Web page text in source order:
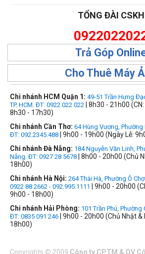
TỔNG ĐÀI CSKH
Trả Góp
Cho Thuê Máy
Chi nhánh HCM Quận 1: 49-51 Trần Hưng
TP. HCM. ĐT: 0922 022 022 | 8h30 - 21h00
8h30 - 17h30)
Chi nhánh Cần Thơ: 64 Hùng Vương, Phường
ĐT: 092.2345.488 | 9h00 - 19h00 (Ngày Lễ:
Chi nhánh Đà Nẵng: 184 Nguyễn Văn Linh,
Nẵng. ĐT: 0927 28 5678 | 8h00 - 20h00 (Chủ
18h00)
Chi nhánh Hà Nội: 264 Thái Hà, Phường Ô
0922 88 2662 - 092.995.1111
| 9h00 - 20h00
9h00 - 18h00)
Chi nhánh Hải Phòng: 101 Trần Phú, Phường
ĐT: 0835 091 246 | 9h00 - 20h00 (Chủ Nhật &
18h00)
Copyrights © 2009 Công ty CPTM & DV